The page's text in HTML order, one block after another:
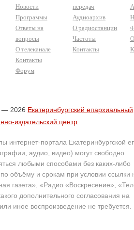
Новости
Программы
Ответы на
вопросы
О телеканале
Контакты
Форум
передач
Аудиоархив
О радиостанции
Частоты
Контакты
— 2026 Екатеринбургский епархиальный
издательский центр
интернет-портала Екатеринбургской
аудио, видео) могут свободно
любыми способами без каких-либо
объёму и срокам при условии ссылки
газета», «Радио «Воскресение»,
дополнительного согласования на
иное воспроизведение не требуется.